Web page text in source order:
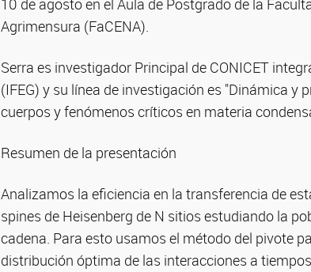
10 de agosto en el Aula de Postgrado de la
Agrimensura (FaCENA).
Serra es investigador Principal de CONICET
(IFEG) y su línea de investigación es "Dinámica y
cuerpos y fenómenos críticos en materia
Resumen de la presentación
Analizamos la eficiencia en la transferencia de
spines de Heisenberg de N sitios estudiando la
cadena. Para esto usamos el método del pivote
distribución óptima de las interacciones a